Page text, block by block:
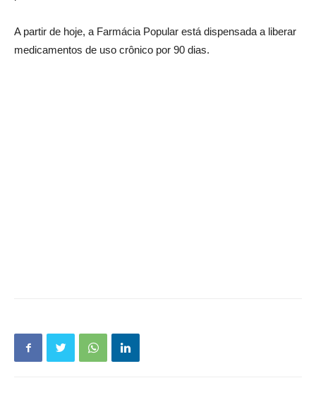
A partir de hoje, a Farmácia Popular está dispensada a liberar
medicamentos de uso crônico por 90 dias.